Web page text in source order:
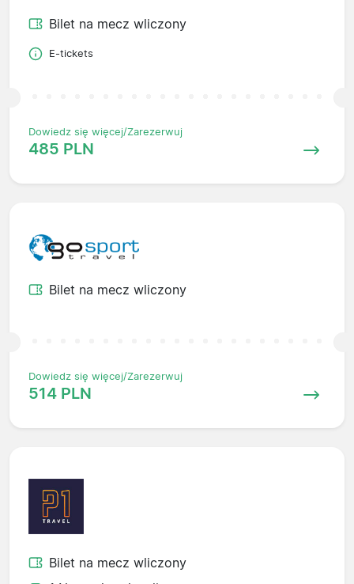
Bilet na mecz wliczony
E-tickets
Dowiedz się więcej/Zarezerwuj
485 PLN
Bilet na mecz wliczony
Dowiedz się więcej/Zarezerwuj
514 PLN
Bilet na mecz wliczony